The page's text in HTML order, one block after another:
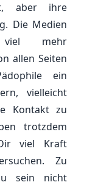
aber ihre
Die Medien
mehr
allen Seiten
ein
vielleicht
Kontakt zu
trotzdem
viel Kraft
Zu
sein nicht